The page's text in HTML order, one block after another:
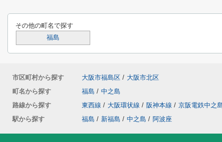
その他の町名で探す
福島
市区町村から探す 大阪市福島区 / 大阪市北区
町名から探す
福島 / 中之島
路線から探す
東西線 / 大阪環状線 / 阪神本線 / 京阪電鉄中之
駅から探す
福島 / 新福島 / 中之島 / 阿波座